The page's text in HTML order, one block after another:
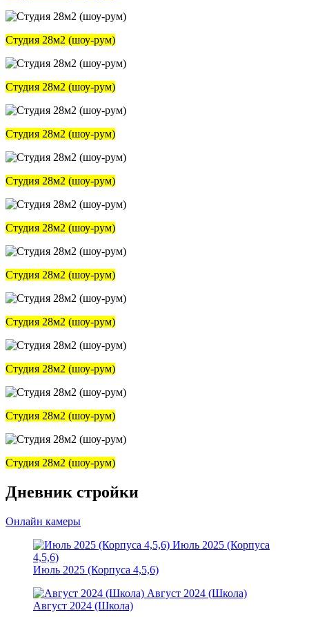
Студия 28м2 (шоу-рум)
Студия 28м2 (шоу-рум)
Студия 28м2 (шоу-рум)
Студия 28м2 (шоу-рум)
Студия 28м2 (шоу-рум)
Студия 28м2 (шоу-рум)
Студия 28м2 (шоу-рум)
Студия 28м2 (шоу-рум)
Студия 28м2 (шоу-рум)
Студия 28м2 (шоу-рум)
Дневник стройки
Онлайн камеры
Июль 2025 (Корпуса
4,5,6)
Июль 2025 (Корпуса 4,5,6)
Август 2024 (Школа)
Август 2024 (Школа)